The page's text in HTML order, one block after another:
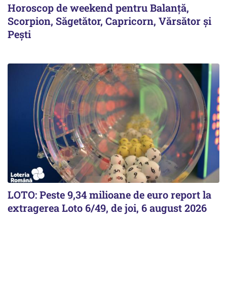
Horoscop de weekend pentru Balanță,
Scorpion, Săgetător, Capricorn, Vărsător și
Pești
LOTO: Peste 9,34 milioane de euro report la
extragerea Loto 6/49, de joi, 6 august 2026